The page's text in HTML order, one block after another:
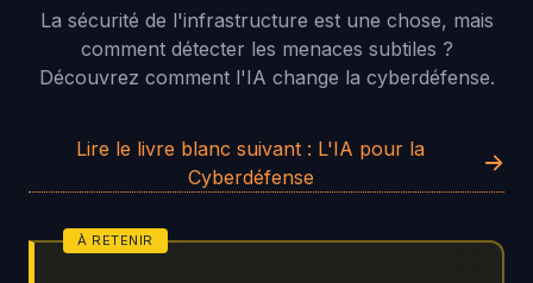
La sécurité de l'infrastructure est une chose, mais
comment détecter les menaces subtiles ?
Découvrez comment l'IA change la cyberdéfense.
Lire le livre blanc suivant : L'IA pour la
Cyberdéfense